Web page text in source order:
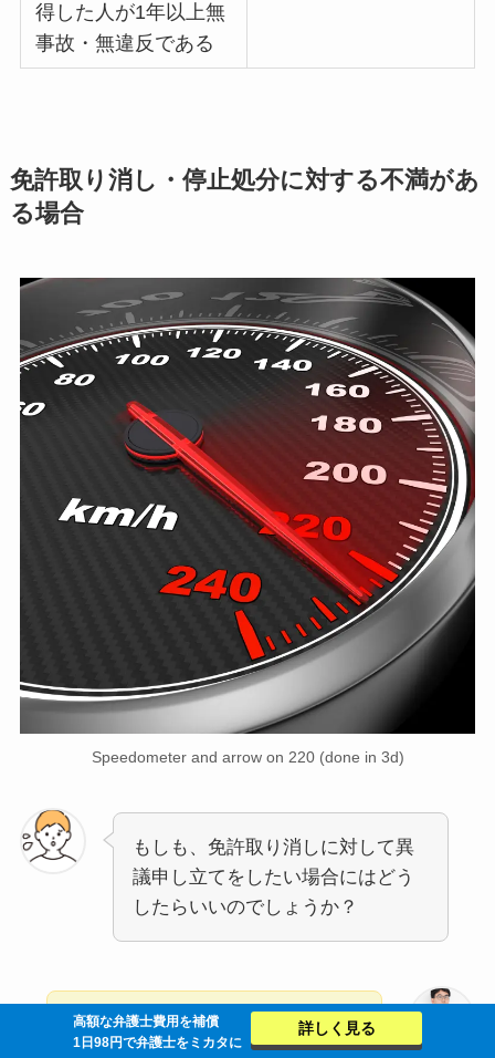
得した人が1年以上無
事故・無違反である
免許取り消し・停止処分に対する不満があ
る場合
Speedometer and arrow on 220 (done in 3d)
もしも、免許取り消しに対して異
議申し立てをしたい場合にはどう
したらいいのでしょうか？
交通違反によって免許取り消し・
高額な弁護士費用を補償
1日98円で弁護士をミカタに
詳しく見る